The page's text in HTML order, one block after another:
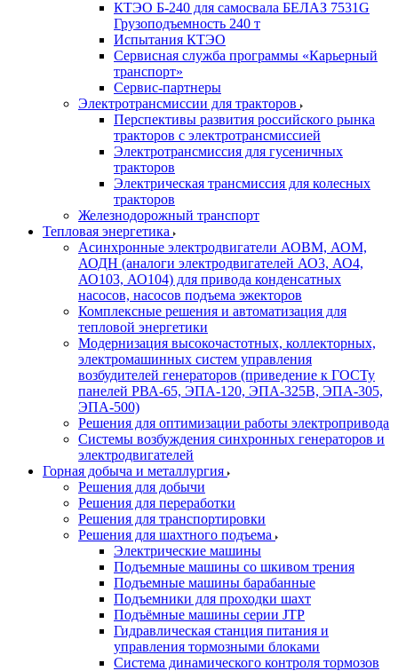
КТЭО Б-240 для самосвала БЕЛАЗ 7531G
Грузоподъемность 240 т
Испытания КТЭО
Сервисная служба программы «Карьерный
транспорт»
Сервис-партнеры
Электротрансмиссии для тракторов
Перспективы развития российского рынка
тракторов с электротрансмиссией
Электротрансмиссия для гусеничных
тракторов
Электрическая трансмиссия для колесных
тракторов
Железнодорожный транспорт
Тепловая энергетика
Асинхронные электродвигатели АОВМ, АОМ,
АОДН (аналоги электродвигателей АО3, АО4,
АО103, АО104) для привода конденсатных
насосов, насосов подъема эжекторов
Комплексные решения и автоматизация для
тепловой энергетики
Модернизация высокочастотных, коллекторных,
электромашинных систем управления
возбудителей генераторов (приведение к ГОСТу
панелей РВА-65, ЭПА-120, ЭПА-325В, ЭПА-305,
ЭПА-500)
Решения для оптимизации работы электропривода
Системы возбуждения синхронных генераторов и
электродвигателей
Горная добыча и металлургия
Решения для добычи
Решения для переработки
Решения для транспортировки
Решения для шахтного подъема
Электрические машины
Подъемные машины со шкивом трения
Подъемные машины барабанные
Подъемники для проходки шахт
Подъёмные машины серии JTP
Гидравлическая станция питания и
управления тормозными блоками
Система динамического контроля тормозов